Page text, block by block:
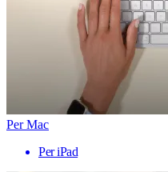
Per Mac
Per iPad